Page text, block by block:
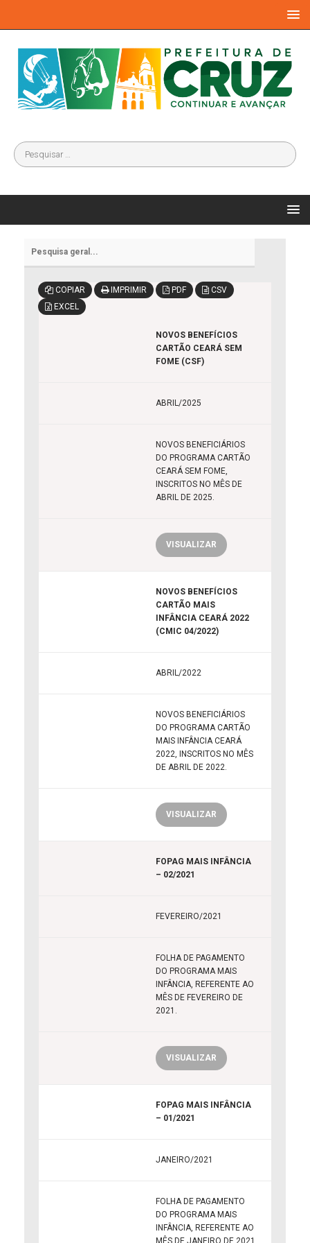
COPIAR IMPRIMIR PDF
CSV
EXCEL
NOVOS BENEFÍCIOS
CARTÃO CEARÁ SEM
FOME (CSF)
ABRIL/2025
NOVOS BENEFICIÁRIOS
DO PROGRAMA CARTÃO
CEARÁ SEM FOME,
INSCRITOS NO MÊS DE
ABRIL DE 2025.
VISUALIZAR
NOVOS BENEFÍCIOS
CARTÃO MAIS
INFÂNCIA CEARÁ 2022
(CMIC 04/2022)
ABRIL/2022
NOVOS BENEFICIÁRIOS
DO PROGRAMA CARTÃO
MAIS INFÂNCIA CEARÁ
2022, INSCRITOS NO MÊS
DE ABRIL DE 2022.
VISUALIZAR
FOPAG MAIS INFÂNCIA
– 02/2021
FEVEREIRO/2021
FOLHA DE PAGAMENTO
DO PROGRAMA MAIS
INFÂNCIA, REFERENTE AO
MÊS DE FEVEREIRO DE
2021.
VISUALIZAR
FOPAG MAIS INFÂNCIA
– 01/2021
JANEIRO/2021
FOLHA DE PAGAMENTO
DO PROGRAMA MAIS
INFÂNCIA, REFERENTE AO
MÊS DE JANEIRO DE 2021.